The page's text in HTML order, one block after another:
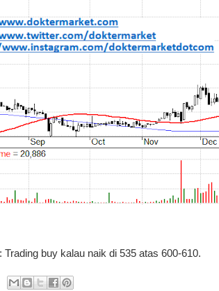
Trading buy kalau naik di 535 atas 600-610.